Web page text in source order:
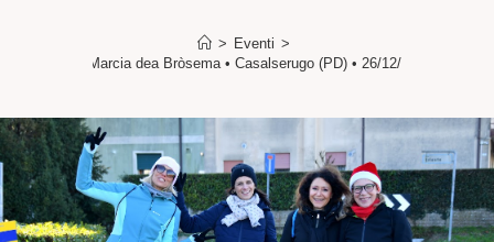
> Eventi >
44ª Marcia dea Bròsema • Casalserugo (PD) • 26/12/2025